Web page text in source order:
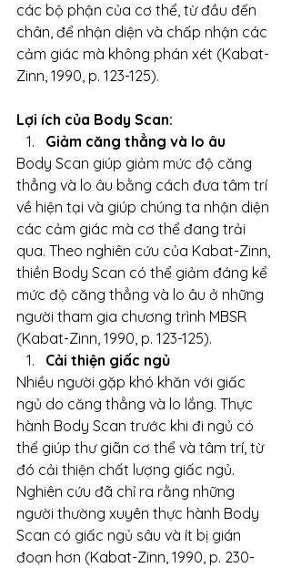
các bộ phận của cơ thể, từ đầu đến
chân, để nhận diện và chấp nhận các
cảm giác mà không phán xét (Kabat-
Zinn, 1990, p. 123-125).
Lợi ích của Body Scan:
Giảm căng thẳng và lo âu
Body Scan giúp giảm mức độ căng
thẳng và lo âu bằng cách đưa tâm trí
về hiện tại và giúp chúng ta nhận diện
các cảm giác mà cơ thể đang trải
qua. Theo nghiên cứu của Kabat-Zinn,
thiền Body Scan có thể giảm đáng kể
mức độ căng thẳng và lo âu ở những
người tham gia chương trình MBSR
(Kabat-Zinn, 1990, p. 123-125).
Cải thiện giấc ngủ
Nhiều người gặp khó khăn với giấc
ngủ do căng thẳng và lo lắng. Thực
hành Body Scan trước khi đi ngủ có
thể giúp thư giãn cơ thể và tâm trí, từ
đó cải thiện chất lượng giấc ngủ.
Nghiên cứu đã chỉ ra rằng những
người thường xuyên thực hành Body
Scan có giấc ngủ sâu và ít bị gián
đoạn hơn (Kabat-Zinn, 1990, p. 230-